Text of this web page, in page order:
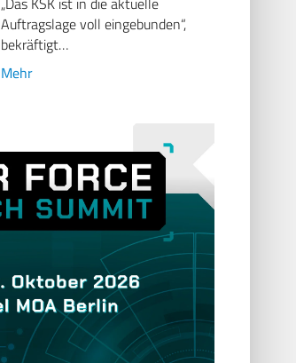
Auftragslage voll eingebunden“,
bekräftigt…
Mehr